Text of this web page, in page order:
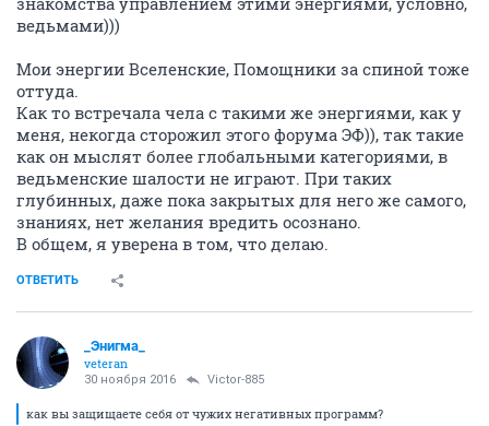
ведьмами)))
Мои энергии Вселенские, Помощники за спиной тоже
оттуда.
Как то встречала чела с такими же энергиями, как у
меня, некогда сторожил этого форума ЭФ)), так такие
как он мыслят более глобальными категориями, в
ведьменские шалости не играют. При таких
глубинных, даже пока закрытых для него же самого,
знаниях, нет желания вредить осознано.
В общем, я уверена в том, что делаю.
ОТВЕТИТЬ
_Энигма_
veteran
30 ноября 2016 Victor-885
как вы защищаете себя от чужих негативных программ?